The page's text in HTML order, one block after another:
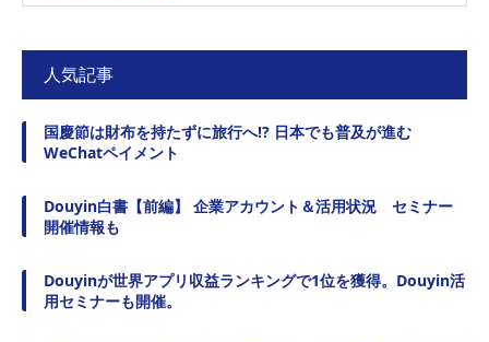
人気記事
国慶節は財布を持たずに旅行へ!? 日本でも普及が進む
WeChatペイメント
Douyin白書【前編】 企業アカウント＆活用状況 セミナー
開催情報も
Douyinが世界アプリ収益ランキングで1位を獲得。Douyin活
用セミナーも開催。